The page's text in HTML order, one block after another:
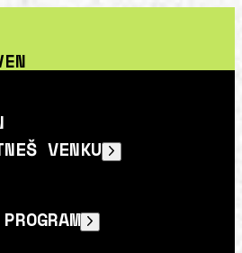
VENKU
PROGRAM
VENKU